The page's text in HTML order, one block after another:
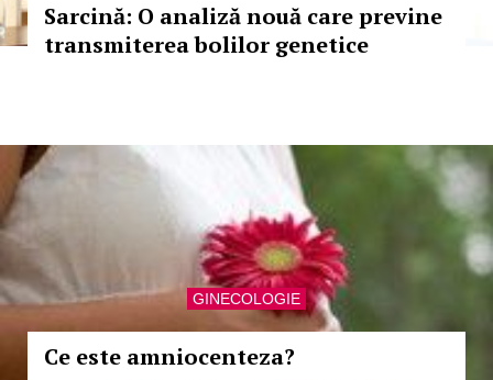
Sarcină: O analiză nouă care previne
transmiterea bolilor genetice
GINECOLOGIE
Ce este amniocenteza?